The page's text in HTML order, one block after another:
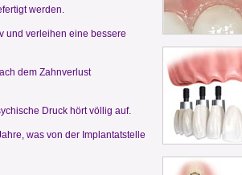
werden.
und verleihen eine bessere
dem Zahnverlust
Druck hört völlig auf.
was von der Implantatstelle